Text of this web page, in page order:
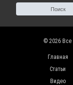
© 2026 Все
Главная
Статьи
Видео